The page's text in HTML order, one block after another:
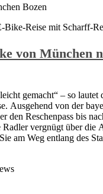
von München
gemacht“ – so lautet
Ausgehend von der
den Reschenpass bis
Radler vergnügt über die
am Weg entlang des